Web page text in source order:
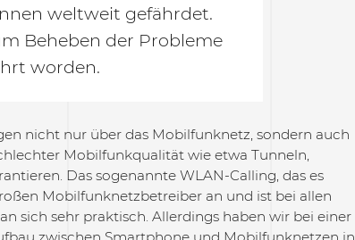
weltweit gefährdet.
Beheben der Probleme
worden.
nicht nur über das Mobilfunknetz, sondern auch
Mobilfunkqualität wie etwa Tunneln,
Das sogenannte WLAN-Calling, das es
Mobilfunknetzbetreiber an und ist bei allen
sich sehr praktisch. Allerdings haben wir bei einer